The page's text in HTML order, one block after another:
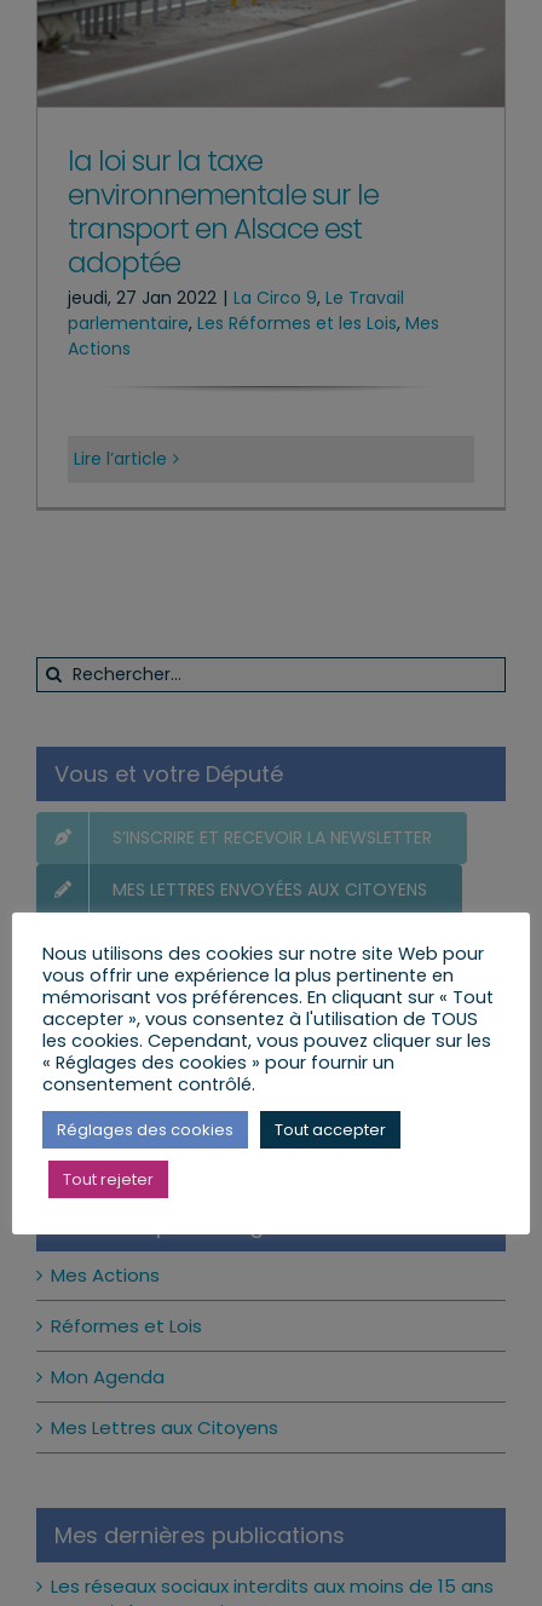
la loi sur la taxe
environnementale sur le
transport en Alsace est
adoptée
jeudi, 27 Jan 2022 | La Circo 9, Le Travail
parlementaire, Les Réformes et les Lois, Mes
Actions
Lire l’article
Rechercher:
Vous et votre Député
S’INSCRIRE ET RECEVOIR LA NEWSLETTER
MES LETTRES ENVOYÉES AUX CITOYENS
POSER UNE QUESTION AU DÉPUTÉ
LE CALENDRIER DES PERMANENCES
Ma prochaine permanence
Notice
Il n’y a pas d’évènements à venir.
Mes Actions
Réformes et Lois
Mon Agenda
Mes Lettres aux Citoyens
Mes dernières publications
Les réseaux sociaux interdits aux moins de 15 ans
Nous utilisons des cookies sur notre site Web pour
vous offrir une expérience la plus pertinente en
mémorisant vos préférences. En cliquant sur « Tout
accepter », vous consentez à l'utilisation de TOUS
les cookies. Cependant, vous pouvez cliquer sur les
« Réglages des cookies » pour fournir un
consentement contrôlé.
Réglages des cookies Tout accepter
Tout rejeter